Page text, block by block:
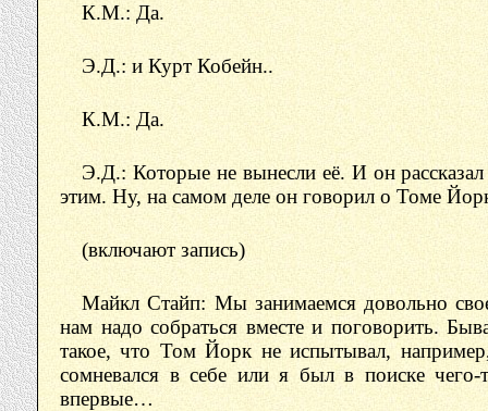
К.М.: Да.
Э.Д.: и Курт Кобейн..
К.М.: Да.
Э.Д.: Которые не вынесли её. И он рассказал
этим. Ну, на самом деле он говорил о Томе
(включают запись)
Майкл Стайп: Мы занимаемся довольно
нам надо собраться вместе и поговорить.
такое, что Том Йорк не испытывал,
сомневался в себе или я был в поиске
впервые…